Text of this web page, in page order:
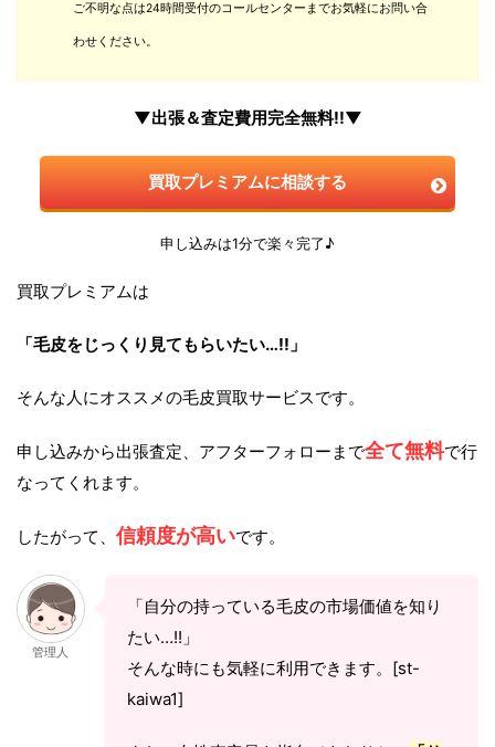
ご不明な点は24時間受付のコールセンターまでお気軽にお問い合
わせください。
▼出張＆査定費用完全無料!!▼
買取プレミアムに相談する
申し込みは1分で楽々完了♪
買取プレミアムは
「毛皮をじっくり見てもらいたい…!!」
そんな人にオススメの毛皮買取サービスです。
申し込みから出張査定、アフターフォローまで全て無料で行
なってくれます。
したがって、 信頼度が高いです。
管理人
「自分の持っている毛皮の市場価値を知り
たい…!!」
そんな時にも気軽に利用できます。[st-
kaiwa1]